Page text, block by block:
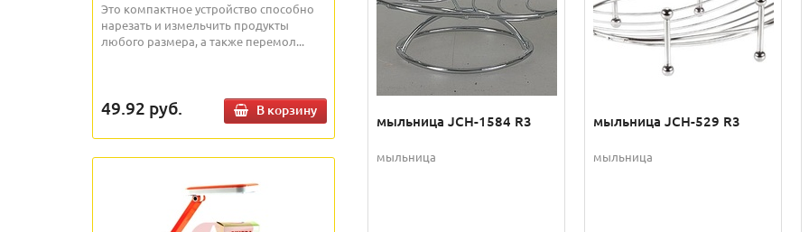
Это компактное устройство способно
нарезать и измельчить продукты
любого размера, а также перемол...
49.92 руб. В корзину
мыльница JCH-1584 R3
мыльница
мыльница JCH-529 R3
мыльница